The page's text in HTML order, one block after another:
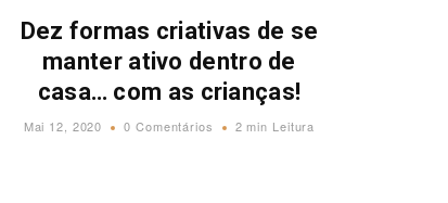
Dez formas criativas de se
manter ativo dentro de
casa… com as crianças!
Mai 12, 2020 0 Comentários 2 min Leitura